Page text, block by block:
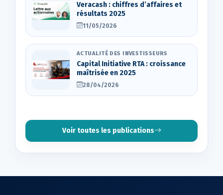
Veracash : chiffres d’affaires et
résultats 2025
11/05/2026
ACTUALITÉ DES INVESTISSEURS
Capital Initiative RTA : croissance
maîtrisée en 2025
28/04/2026
Voir toutes les publications